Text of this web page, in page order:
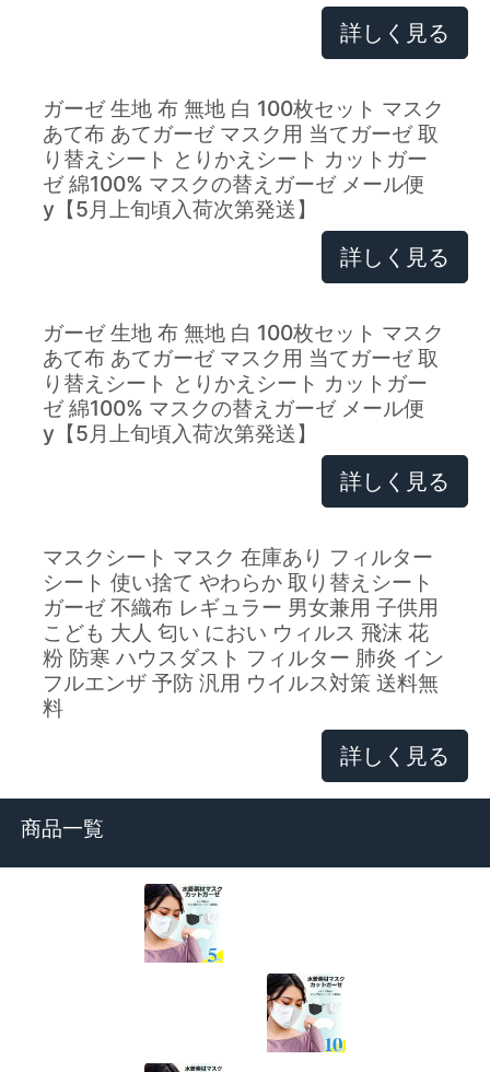
詳しく見る
ガーゼ 生地 布 無地 白 100枚セット マスク
あて布 あてガーゼ マスク用 当てガーゼ 取
り替えシート とりかえシート カットガー
ゼ 綿100% マスクの替えガーゼ メール便
y【5月上旬頃入荷次第発送】
詳しく見る
ガーゼ 生地 布 無地 白 100枚セット マスク
あて布 あてガーゼ マスク用 当てガーゼ 取
り替えシート とりかえシート カットガー
ゼ 綿100% マスクの替えガーゼ メール便
y【5月上旬頃入荷次第発送】
詳しく見る
マスクシート マスク 在庫あり フィルター
シート 使い捨て やわらか 取り替えシート
ガーゼ 不織布 レギュラー 男女兼用 子供用
こども 大人 匂い におい ウィルス 飛沫 花
粉 防寒 ハウスダスト フィルター 肺炎 イン
フルエンザ 予防 汎用 ウイルス対策 送料無
料
詳しく見る
商品一覧